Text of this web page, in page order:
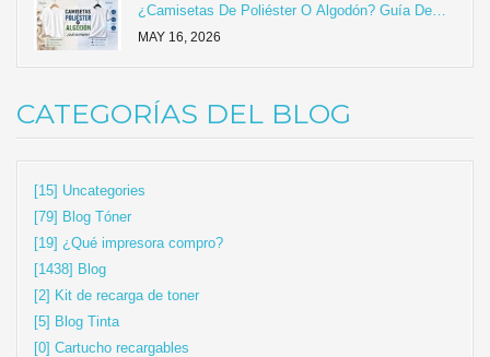
¿Camisetas De Poliéster O Algodón? Guía De
Compra Y Estampado
MAY 16, 2026
CATEGORÍAS DEL BLOG
[15] Uncategories
[79] Blog Tóner
[19] ¿Qué impresora compro?
[1438] Blog
[2] Kit de recarga de toner
[5] Blog Tinta
[0] Cartucho recargables